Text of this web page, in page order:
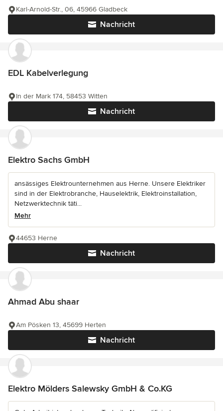
Nachricht
Karl-Arnold-Str., 06, 45966 Gladbeck
EDL Kabelverlegung
Nachricht
In der Mark 174, 58453 Witten
Elektro Sachs GmbH
ansässiges Elektrounternehmen aus Herne. Unsere Elektriker
sind in der Elektrobranche, Hauselektrik, Elektroinstallation,
Netzwerktechnik täti...
Mehr
Nachricht
44653 Herne
Ahmad Abu shaar
Nachricht
Am Pösken 13, 45699 Herten
Elektro Mölders Salewsky GmbH & Co.KG